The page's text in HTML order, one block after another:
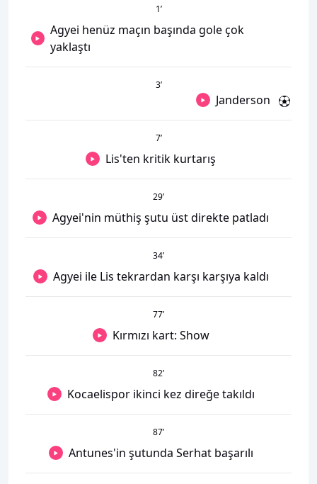
1’
Agyei henüz maçın başında gole çok
yaklaştı
3’
Janderson
7’
Lis'ten kritik kurtarış
29’
Agyei'nin müthiş şutu üst direkte patladı
34’
Agyei ile Lis tekrardan karşı karşıya kaldı
77’
Kırmızı kart: Show
82’
Kocaelispor ikinci kez direğe takıldı
87’
Antunes'in şutunda Serhat başarılı